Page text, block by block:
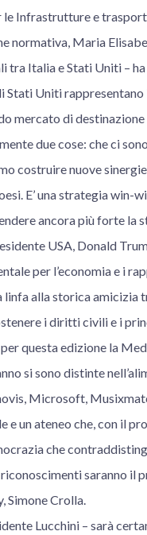
Infrastrutture e
normativa, Maria
tra Italia e Stati Uniti –
Stati Uniti
mercato di
due cose: che ci
costruire nuove
E’ una strategia win-
ancora più forte la
USA, Donald
per l’economia e i
linfa alla storica amicizia
i diritti civili e i
questa edizione la
si sono distinte
Microsoft,
e un ateneo che, con il
che
saranno il
Simone Crolla.
Lucchini – sarà